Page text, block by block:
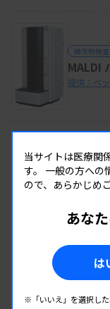
微生物検査
MALDI
提供：ベ
DxM
提供：ベ
こ
同じカテゴ
当サイトは医療関
す。 一般の方への
ので、あらかじめ
あな
は
※「いいえ」を選択した